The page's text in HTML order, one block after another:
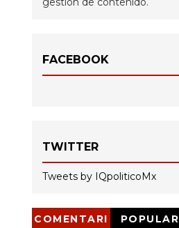
FACEBOOK
TWITTER
Tweets by IQpoliticoMx
COMENTARI
POPULAR